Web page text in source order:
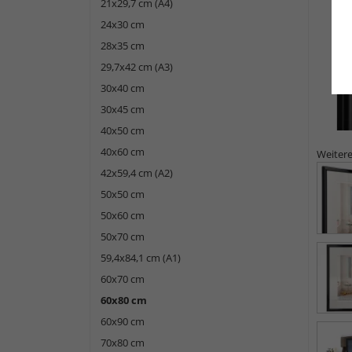
21x29,7 cm (A4)
24x30 cm
28x35 cm
29,7x42 cm (A3)
30x40 cm
30x45 cm
40x50 cm
40x60 cm
42x59,4 cm (A2)
50x50 cm
50x60 cm
50x70 cm
59,4x84,1 cm (A1)
60x70 cm
60x80 cm
60x90 cm
70x80 cm